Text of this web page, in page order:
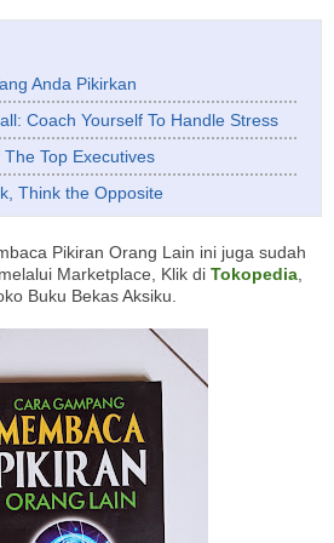
Anda Pikirkan
Coach Yourself To Handle Stress
Top Executives
Think the Opposite
Pikiran Orang Lain ini juga sudah
Marketplace, Klik di Tokopedia,
Buku Bekas Aksiku.